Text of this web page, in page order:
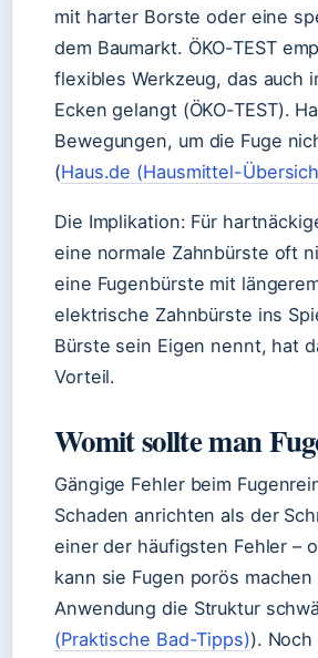
mit harter Borste oder eine
dem Baumarkt. ÖKO-TEST
flexibles Werkzeug, das auch
Ecken gelangt (ÖKO-TEST).
Bewegungen, um die Fuge
(Haus.de (Hausmittel-
Die Implikation: Für
eine normale Zahnbürste oft
eine Fugenbürste mit
elektrische Zahnbürste ins
Bürste sein Eigen nennt, hat
Vorteil.
Womit sollte man
Gängige Fehler beim
Schaden anrichten als der
einer der häufigsten Fehler –
kann sie Fugen porös
Anwendung die Struktur
(Praktische Bad-Tipps)).